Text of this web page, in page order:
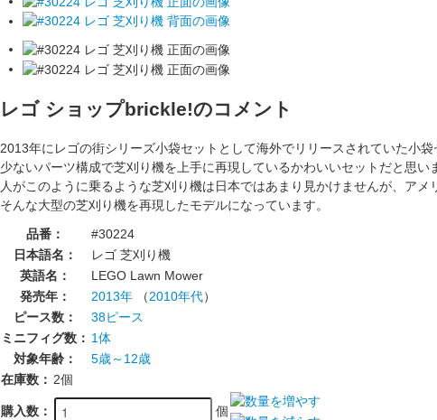
レゴ ショップbrickle!のコメント
2013年にレゴの街シリーズ小袋セットとして海外でリリースされていた小袋
少ないパーツ構成で芝刈り機を上手に再現しているかわいいセットだと思い
人がこのように乗るような芝刈り機は日本ではあまり見かけませんが、ア
そんな大型の芝刈り機を再現したモデルになっています。
品番：
#30224
日本語名：
レゴ 芝刈り機
英語名：
LEGO Lawn Mower
発売年：
2013年 （2010年代）
ピース数：
38ピース
ミニフィグ数： 1体
対象年齢：
5歳～12歳
在庫数： 2個
購入数： 個